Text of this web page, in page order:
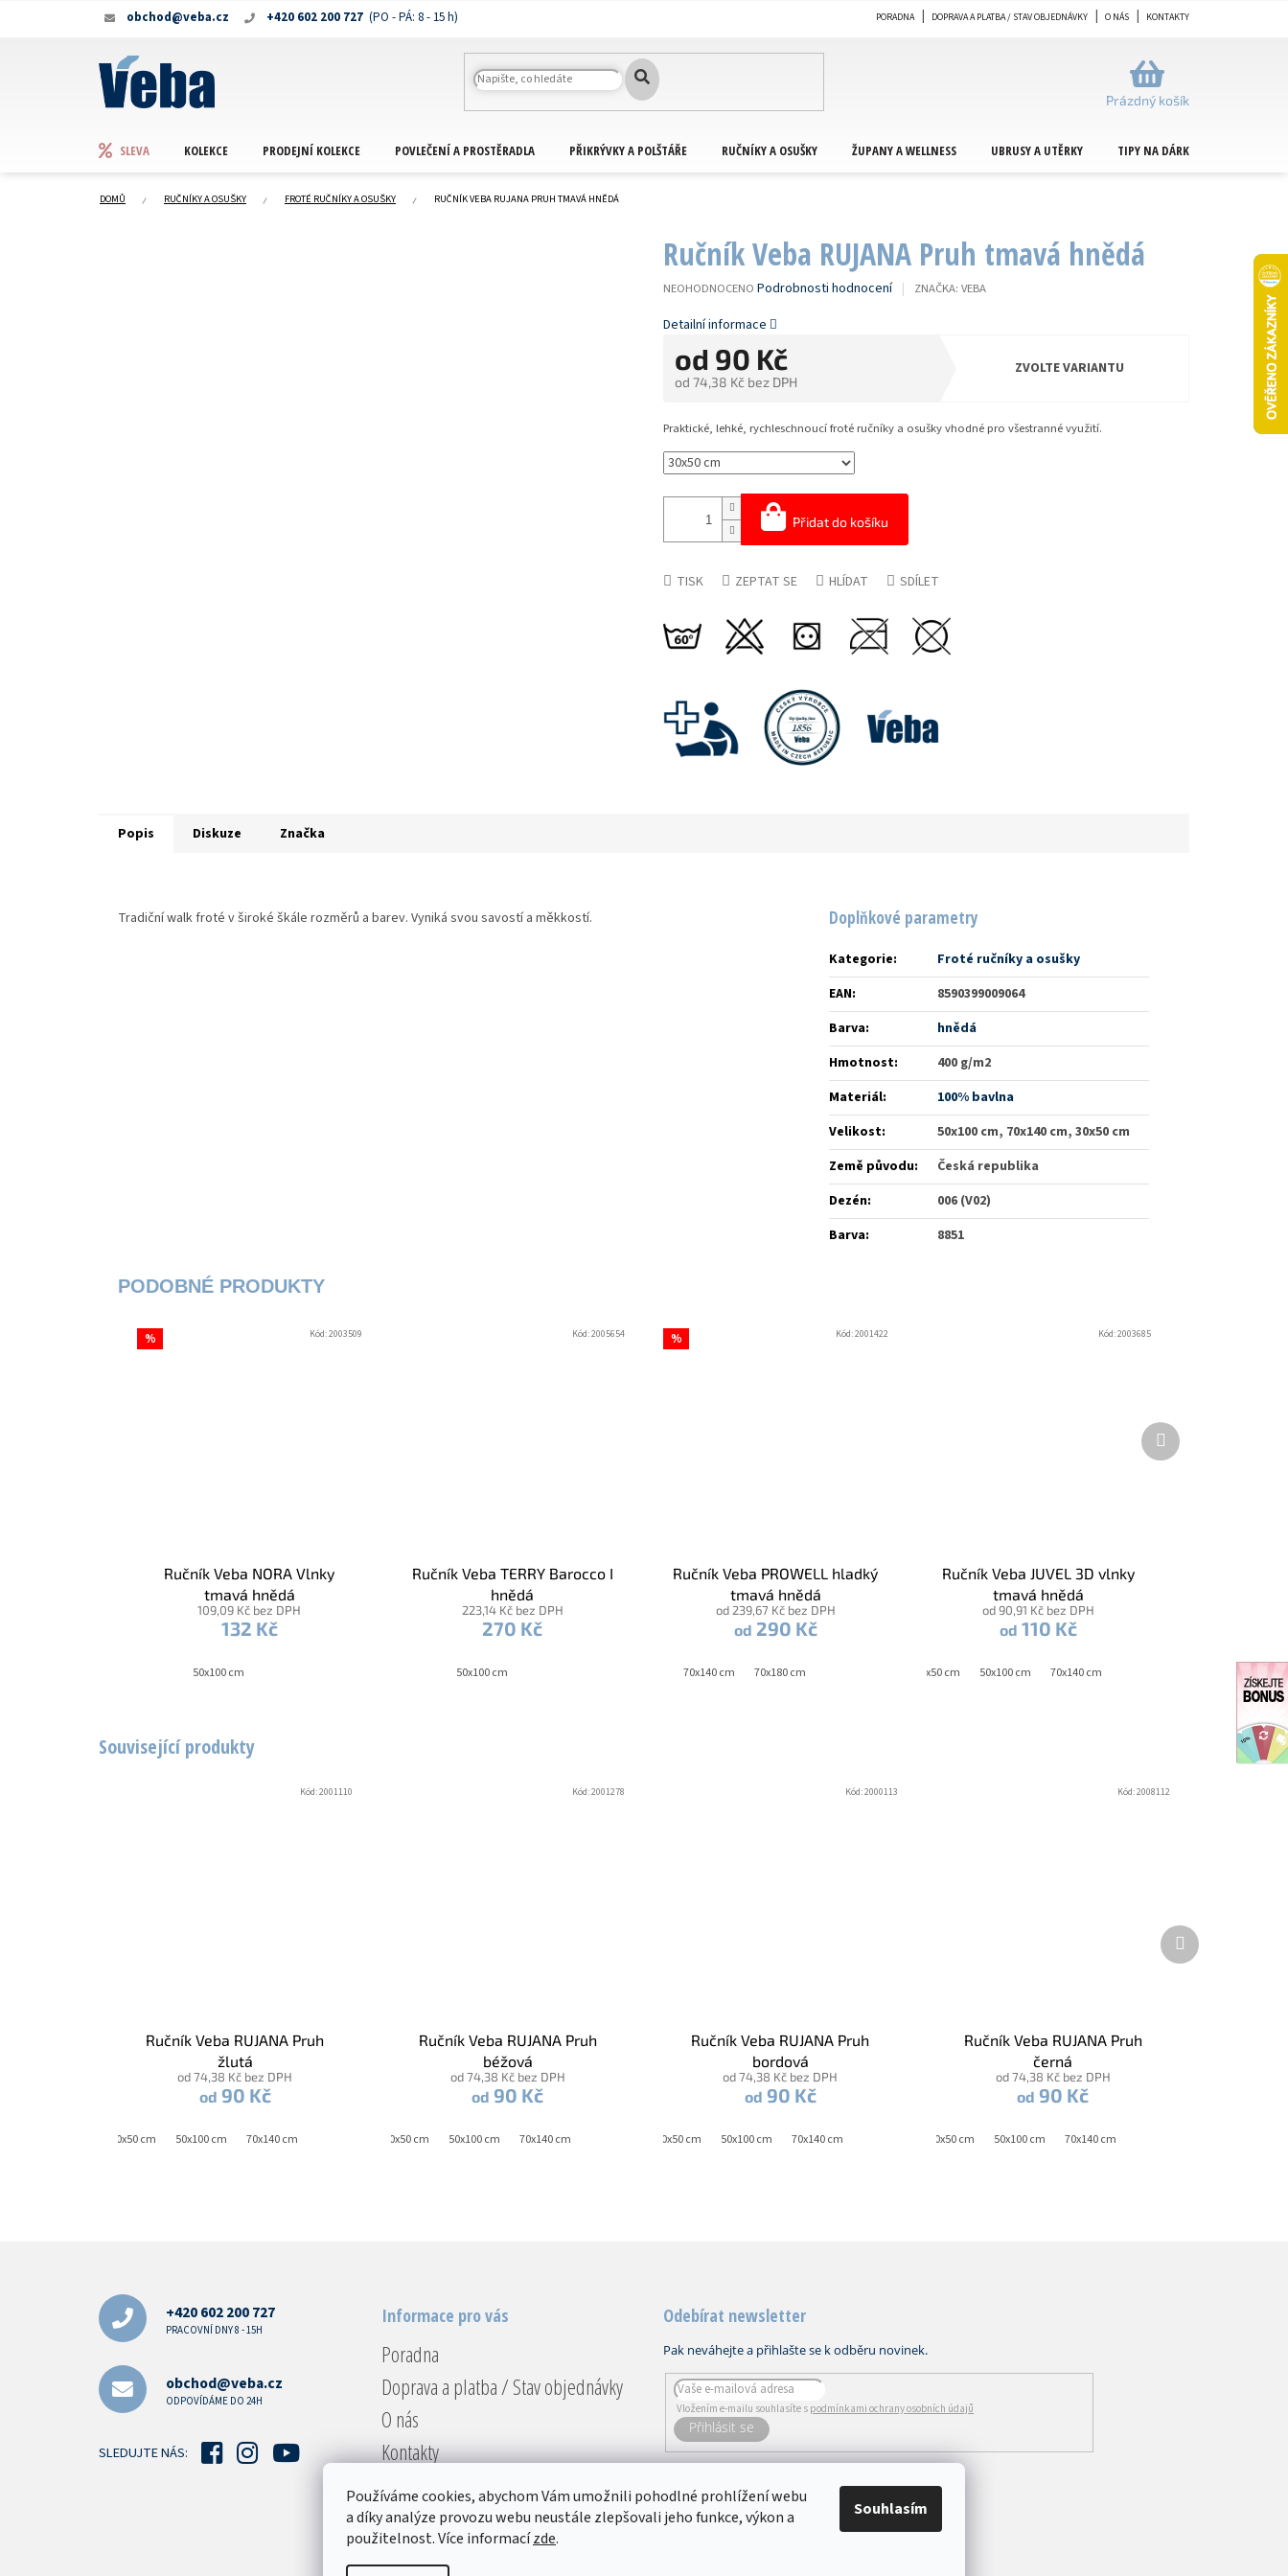
Používáme cookies, abychom Vám umožnili pohodlné prohlížení webu
a díky analýze provozu webu neustále zlepšovali jeho funkce, výkon a
použitelnost. Více informacízde.
Souhlasím
+420 602 200 727
obchod@veba.cz PORADNA DOPRAVA A PLATBA / STAV OBJEDNÁVKY O NÁS KONTAKTY
NÁKUPNÍ
KOŠÍK
Prázdný košík
SLEVA KOLEKCE PRODEJNÍ KOLEKCE POVLEČENÍ A PROSTĚRADLA PŘIKRÝVKY A POLŠTÁŘE RUČNÍKY A OSUŠKY ŽUPANY A WELLNESS UBRUSY A UTĚRKY TIPY NA DÁRKY
DOMŮ RUČNÍKY A OSUŠKY FROTÉ RUČNÍKY A OSUŠKY RUČNÍK VEBA RUJANA PRUH TMAVÁ HNĚDÁ
Ručník Veba RUJANA Pruh tmavá hnědá
PRŮMĚRNÉ
PRODUKTU
NEOHODNOCENO Podrobnosti hodnocení ZNAČKA: VEBA
od 90 Kč
od 74,38 Kč bez DPH
ZVOLTE VARIANTU
Přidat do košíku
Praktické, lehké, rychleschnoucí froté ručníky a osušky vhodné pro všestranné využití.
Detailní informace
TISK ZEPTAT SE HLÍDAT SDÍLET
Související produkty
Ručník Veba RUJANA Pruh
žlutá
od 74,38 Kč bez DPH
od 90 Kč
30x50 cm 50x100 cm 70x140 cm
Kód:2001110
Ručník Veba RUJANA Pruh
béžová
od 74,38 Kč bez DPH
od 90 Kč
30x50 cm 50x100 cm 70x140 cm
Kód:2001278
Ručník Veba RUJANA Pruh
bordová
od 74,38 Kč bez DPH
od 90 Kč
30x50 cm 50x100 cm 70x140 cm
Kód:2000113
Ručník Veba RUJANA Pruh
černá
od 74,38 Kč bez DPH
od 90 Kč
30x50 cm 50x100 cm 70x140 cm
Kód:2008112
Další
produkt
Popis Diskuze Značka
Tradiční walk froté v široké škále rozměrů a barev. Vyniká svou savostí a měkkostí. Doplňkové parametry
Kategorie:
Froté ručníky a osušky
EAN:
8590399009064
Barva:
hnědá
Hmotnost:
400 g/m2
Materiál:
100% bavlna
Velikost:
50x100 cm, 70x140 cm, 30x50 cm
Země původu:
Česká republika
Dezén:
006 (V02)
Barva: 8851
%
Ručník Veba NORA Vlnky
tmavá hnědá
109,09 Kč bez DPH
132 Kč
50x100 cm
Kód:2003509
Ručník Veba TERRY Barocco I
hnědá
223,14 Kč bez DPH
270 Kč
50x100 cm
Kód:2005654 %
Ručník Veba PROWELL hladký
tmavá hnědá
od 239,67 Kč bez DPH
od 290 Kč
70x140 cm 70x180 cm
Kód:2001422
Ručník Veba JUVEL 3D vlnky
tmavá hnědá
od 90,91 Kč bez DPH
od 110 Kč
30x50 cm 50x100 cm 70x140 cm
Kód:2003685
Další
produkt
+420 602 200 727
PRACOVNÍ DNY 8 - 15H
obchod@veba.cz
ODPOVÍDÁME DO 24H
SLEDUJTE NÁS:
Informace pro vás
Poradna
Doprava a platba / Stav objednávky
O nás
Kontakty
Reklamace a vrácení
Obchodní podmínky
Podmínky ochrany osobních údajů
Odebírat newsletter
Vložením e-mailu souhlasíte s podmínkami ochrany osobních údajů
PŘIHLÁSIT
SE